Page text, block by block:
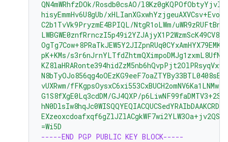
QN4mWRhfzDOk/Rosdb0csAO/
hisyEmmHv6U8gUb/
C2b1TvVk9PryzmE4BPIQL/NtgR1oLWm/
pK+KMs/
vUXRwm/
G1S8fXgE0Lq3cdDM/GJ4QXP/
=Wi5D
-----END PGP PUBLIC KEY BLOCK-----